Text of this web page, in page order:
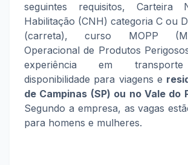
seguintes requisitos, Carteira
Habilitação (CNH) categoria C ou
(carreta), curso MOPP
Operacional de Produtos
experiência em
disponibilidade para viagens e
de Campinas (SP) ou no Vale do
Segundo a empresa, as vagas
para homens e mulheres.